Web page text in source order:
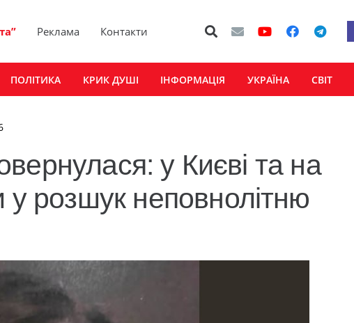
Реклама Контакти
ПОЛІТИКА КРИК ДУШІ ІНФОРМАЦІЯ УКРАЇНА СВІТ
у Києві та на
розшук неповнолітню